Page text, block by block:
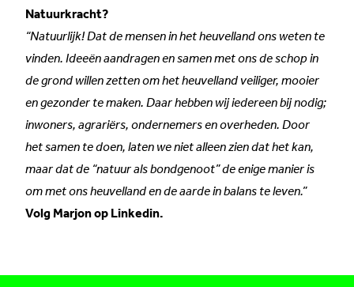
Natuurkracht?
“Natuurlijk! Dat de mensen in het heuvelland ons weten te
vinden. Ideeën aandragen en samen met ons de schop in
de grond willen zetten om het heuvelland veiliger, mooier
en gezonder te maken. Daar hebben wij iedereen bij nodig;
inwoners, agrariërs, ondernemers en overheden. Door
het samen te doen, laten we niet alleen zien dat het kan,
maar dat de “natuur als bondgenoot” de enige manier is
om met ons heuvelland en de aarde in balans te leven.”
Volg Marjon op Linkedin.